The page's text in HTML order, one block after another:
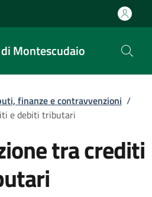
Montescudaio
finanze e contravvenzioni /
e debiti tributari
tra crediti